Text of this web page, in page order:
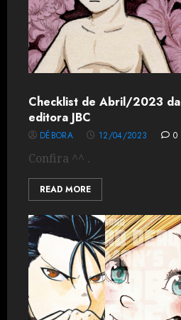
Checklist de Abril/2023 da
editora JBC
DÉBORA 12/04/2023 0
Confira ^^ .
READ MORE